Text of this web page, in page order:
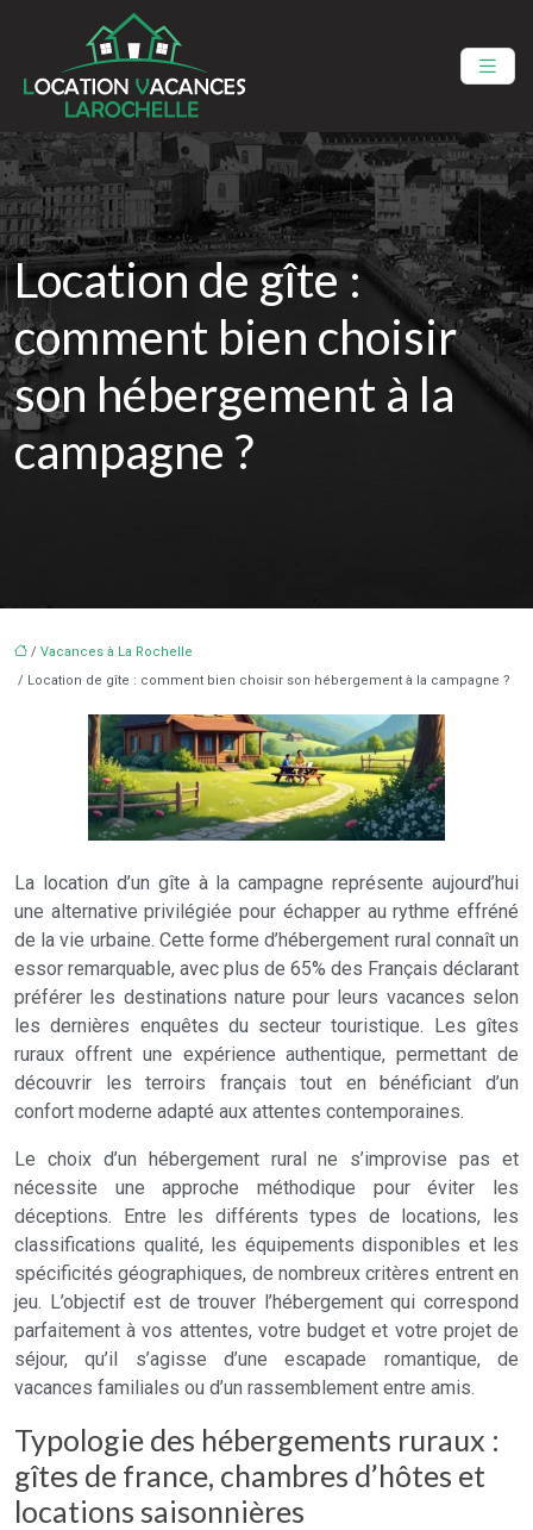
Location de gîte :
comment bien choisir
son hébergement à la
campagne ?
/ Vacances à La Rochelle
/ Location de gîte : comment bien choisir son hébergement à la campagne ?
La location d’un gîte à la campagne représente aujourd’hui
une alternative privilégiée pour échapper au rythme effréné
de la vie urbaine. Cette forme d’hébergement rural connaît un
essor remarquable, avec plus de 65% des Français déclarant
préférer les destinations nature pour leurs vacances selon
les dernières enquêtes du secteur touristique. Les gîtes
ruraux offrent une expérience authentique, permettant de
découvrir les terroirs français tout en bénéficiant d’un
confort moderne adapté aux attentes contemporaines.
Le choix d’un hébergement rural ne s’improvise pas et
nécessite une approche méthodique pour éviter les
déceptions. Entre les différents types de locations, les
classifications qualité, les équipements disponibles et les
spécificités géographiques, de nombreux critères entrent en
jeu. L’objectif est de trouver l’hébergement qui correspond
parfaitement à vos attentes, votre budget et votre projet de
séjour, qu’il s’agisse d’une escapade romantique, de
vacances familiales ou d’un rassemblement entre amis.
Typologie des hébergements ruraux :
gîtes de france, chambres d’hôtes et
locations saisonnières